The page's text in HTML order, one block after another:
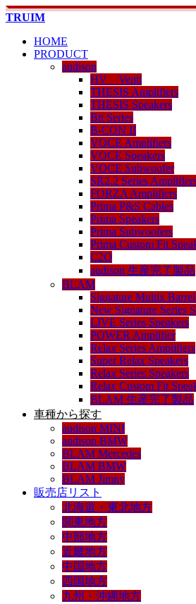
TRUIM
HOME
PRODUCT
audison
HV Venti
THESIS Amplifiers
THESIS Speakers
Bit Series
B-CON II
VOCE Amplifiers
VOCE Speakers
VOCE Subwoofer
SR2.2 Series
FORZA Amplifiers
Prima P&S Cables
Prima Speakers
Prima Subwoofers
Prima Custom Fit
C2O
audison 生産完了製品
BLAM
Signature Multix Barrel
New Signature Series
LIVE Series Speakers
POWER Amplifier
Relax Series Amplifiers
Super Relax Speakers
Relax Series Speakers
Relax Custom Fit
BLAM 生産完了製品
車種から探す
audison MINI
audison BMW
BLAM Mercedes
BLAM BMW
BLAM Jimny
販売店リスト
北海道・東北地方
関東地方
中部地方
近畿地方
中国地方
四国地方
九州・沖縄地方